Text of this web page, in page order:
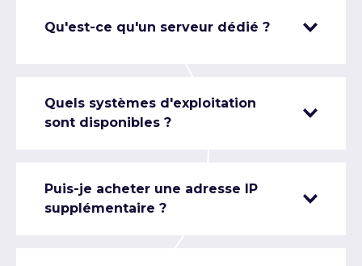
Qu'est-ce qu'un serveur dédié ?
Quels systèmes d'exploitation
sont disponibles ?
Puis-je acheter une adresse IP
supplémentaire ?